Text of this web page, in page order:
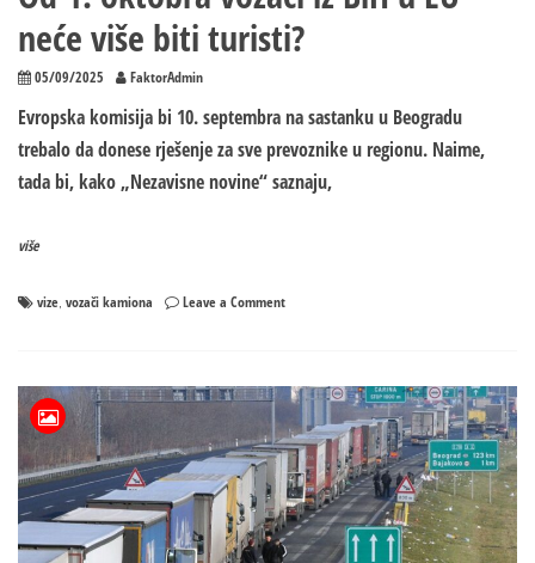
neće više biti turisti?
05/09/2025 FaktorAdmin
Evropska komisija bi 10. septembra na sastanku u Beogradu
trebalo da donese rješenje za sve prevoznike u regionu. Naime,
tada bi, kako „Nezavisne novine“ saznaju,
više
vize, vozači kamiona Leave a Commenton
vozači
BiH
u
EU
neće
više